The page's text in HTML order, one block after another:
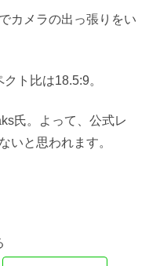
カメラの出っ張りをい
ト比は18.5:9。
氏。よって、公式レ
いと思われます。